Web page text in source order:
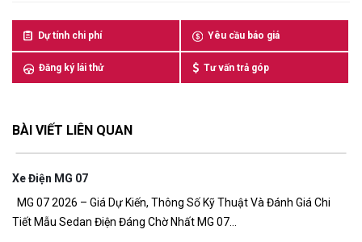
Dự tính chi phí Yêu cầu báo giá
Đăng ký lái thử Tư vấn trả góp
BÀI VIẾT LIÊN QUAN
Xe Điện MG 07
MG 07 2026 – Giá Dự Kiến, Thông Số Kỹ Thuật Và Đánh Giá Chi
Tiết Mẫu Sedan Điện Đáng Chờ Nhất MG 07...